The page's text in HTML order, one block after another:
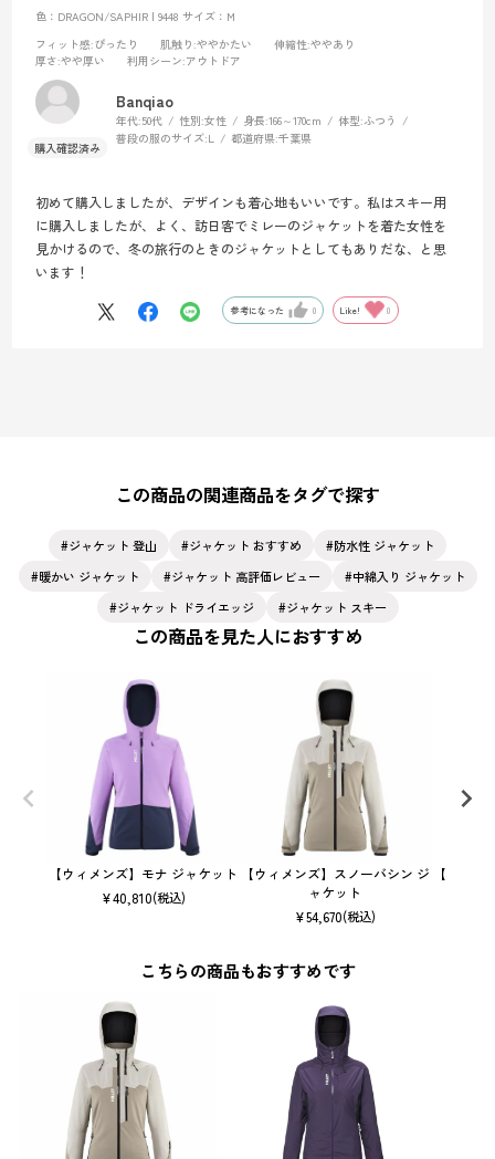
色：DRAGON/SAPHIR | 9448 サイズ：M
フィット感:ぴったり 肌触り :ややかたい 伸縮性:ややあり
厚さ:やや厚い 利用シーン:アウトドア
Banqiao
年代:50代 性別:女性 身長:166～170cm 体型:ふつう
普段の服のサイズ:L 都道府県:千葉県
初めて購入しましたが、デザインも着心地もいいです。私はスキー用
に購入しましたが、よく、訪日客でミレーのジャケットを着た女性を
見かけるので、冬の旅行のときのジャケットとしてもありだな、と思
います！
参考になった 0 Like! 0
この商品の関連商品をタグで探す
ジャケット 登山 ジャケット おすすめ
防水性 ジャケット
暖かい ジャケット
ジャケット 高評価レビュー
中綿入り ジャケット
ジャケット ドライエッジ
ジャケット スキー
この商品を見た人におすすめ
【ウィメンズ】モナ ジャケット
¥40,810(税込)
【ウィメンズ】スノーバシン ジ
ャケット
¥54,670(税込)
【ウィ
こちらの商品もおすすめです